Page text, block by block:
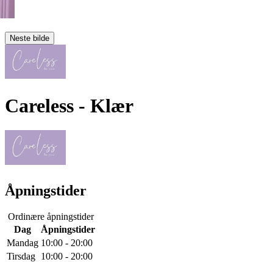
Neste bilde
Careless - Klær
Åpningstider
Ordinære åpningstider
Dag
Åpningstider
Mandag 10:00 - 20:00
Tirsdag 10:00 - 20:00